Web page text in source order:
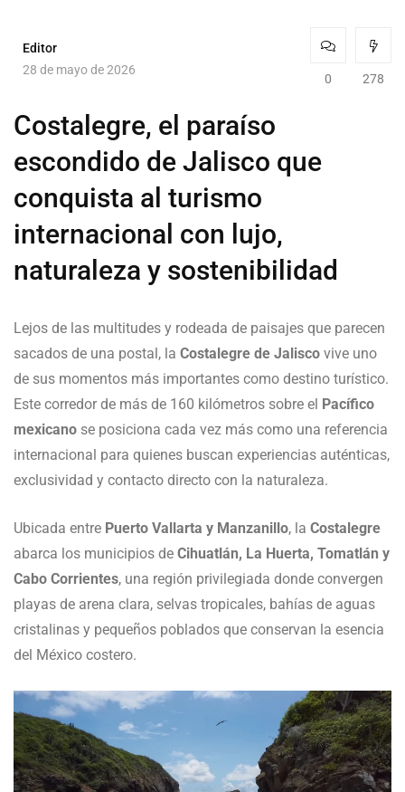
Editor
28 de mayo de 2026
0 278
Costalegre, el paraíso
escondido de Jalisco que
conquista al turismo
internacional con lujo,
naturaleza y sostenibilidad
Lejos de las multitudes y rodeada de paisajes que parecen
sacados de una postal, la Costalegre de Jalisco vive uno
de sus momentos más importantes como destino turístico.
Este corredor de más de 160 kilómetros sobre el Pacífico
mexicano se posiciona cada vez más como una referencia
internacional para quienes buscan experiencias auténticas,
exclusividad y contacto directo con la naturaleza.
Ubicada entre Puerto Vallarta y Manzanillo, la Costalegre
abarca los municipios de Cihuatlán, La Huerta, Tomatlán y
Cabo Corrientes, una región privilegiada donde convergen
playas de arena clara, selvas tropicales, bahías de aguas
cristalinas y pequeños poblados que conservan la esencia
del México costero.